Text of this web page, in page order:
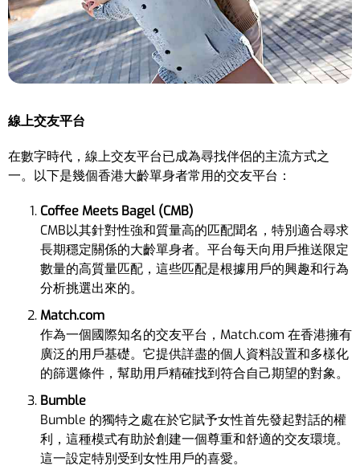
線上交友平台
在數字時代，線上交友平台已成為尋找伴侶的主流方式之
一。以下是幾個香港大齡單身者常用的交友平台：
Coffee Meets Bagel (CMB)
CMB以其針對性強和質量高的匹配聞名，特別適合尋求
長期穩定關係的大齡單身者。平台每天向用戶推送限定
數量的高質量匹配，這些匹配是根據用戶的興趣和行為
分析挑選出來的。
Match.com
作為一個國際知名的交友平台，Match.com 在香港擁有
廣泛的用戶基礎。它提供詳盡的個人資料設置和多樣化
的篩選條件，幫助用戶精確找到符合自己期望的對象。
Bumble
Bumble 的獨特之處在於它賦予女性首先發起對話的權
利，這種模式有助於創建一個尊重和舒適的交友環境。
這一設定特別受到女性用戶的喜愛。